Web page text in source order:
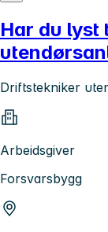
Har du lyst
Driftstekniker
Arbeidsgiver
Forsvarsbygg